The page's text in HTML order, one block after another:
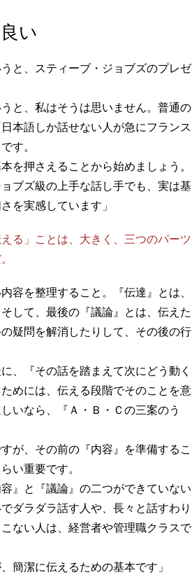
い
と、スティーブ・ジョブズのプレゼ
と、私はそうは思いません。普通の
本語しか話せない人が急にフランス
す。
を押さえることから始めましょう。
ブズ級の上手な話し手でも、実は基
を実感しています」
る」ことは、大きく、三つのパーツ
容を整理すること。『伝達』とは、
して、最後の『議論』とは、伝えた
疑問を解消したりして、その後の行
、『その話を踏まえて次にどう動く
めには、伝える段階でそのことを意
いなら、『Ａ・Ｂ・Ｃの三案のう
が、その前の『内容』を準備するこ
い重要です。
』と『議論』の二つができていない
ダラダラ話す人や、長々と話すわり
ない人は、経営者や管理職クラスで
簡潔に伝えるための基本です」